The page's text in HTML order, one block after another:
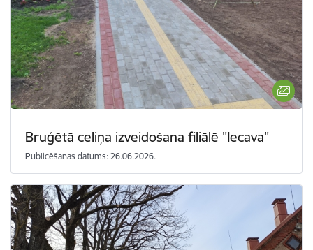
Bruģētā celiņa izveidošana filiālē "Iecava"
Publicēšanas datums: 26.06.2026.